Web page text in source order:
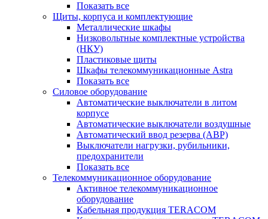
Показать все
Щиты, корпуса и комплектующие
Металлические шкафы
Низковольтные комплектные устройства
(НКУ)
Пластиковые щиты
Шкафы телекоммуникационные Astra
Показать все
Силовое оборудование
Автоматические выключатели в литом
корпусе
Автоматические выключатели воздушные
Автоматический ввод резерва (АВР)
Выключатели нагрузки, рубильники,
предохранители
Показать все
Телекоммуникационное оборудование
Активное телекоммуникационное
оборудование
Кабельная продукция TERACOM